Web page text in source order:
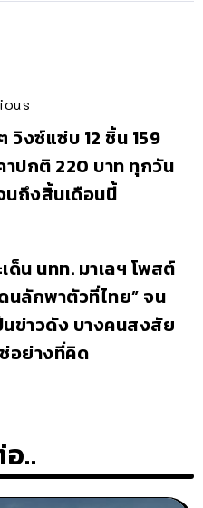
วิงซ์แซ่บ 12 ชิ้น 159
าปกติ 220 บาท ทุกวัน
ถึงสิ้นเดือนนี้
ด็น นทท. มาเลฯ โพสต์
นลักพาตัวที่ไทย” จน
นข่าวดัง บางคนสงสัย
อย่างที่คิด
..